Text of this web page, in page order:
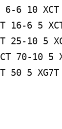
6-6 10
16-6 5
25-10 5
70-10 5
50 5